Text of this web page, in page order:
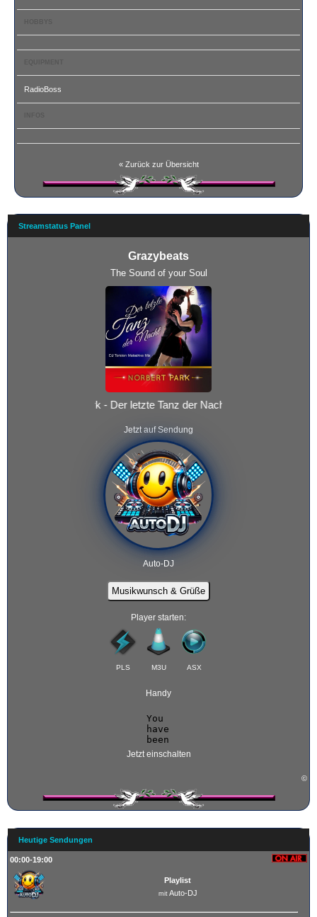
Streamstatus Panel
Grazybeats
The Sound of your Soul
Norbert Park - Der letzte Tanz der Nacht
Jetzt auf Sendung
Auto-DJ
Musikwunsch & Grüße
Player starten:
PLS M3U ASX
Handy
Jetzt einschalten
©
Heutige Sendungen
00:00-19:00
Playlist
mitAuto-DJ
RadioBoss
« Zurück zur Übersicht